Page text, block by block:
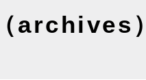
（archives